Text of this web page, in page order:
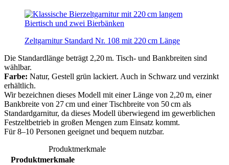
Zeltgarnitur Standard Nr. 108 mit 220 cm Länge
Die Standardlänge beträgt 2,20 m. Tisch- und Bankbreiten sind
wählbar.
Farbe: Natur, Gestell grün lackiert. Auch in Schwarz und verzinkt
erhältlich.
Wir bezeichnen dieses Modell mit einer Länge von 2,20 m, einer
Bankbreite von 27 cm und einer Tischbreite von 50 cm als
Standardgarnitur, da dieses Modell überwiegend im gewerblichen
Festzeltbetrieb in großen Mengen zum Einsatz kommt.
Für 8–10 Personen geeignet und bequem nutzbar.
Produktmerkmale
Produktmerkmale